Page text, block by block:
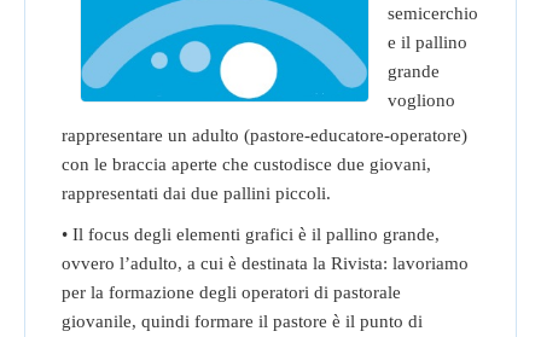
semicerchio
e il pallino
grande
vogliono
rappresentare un adulto (pastore-educatore-operatore)
con le braccia aperte che custodisce due giovani,
rappresentati dai due pallini piccoli.
• Il focus degli elementi grafici è il pallino grande,
ovvero l’adulto, a cui è destinata la Rivista: lavoriamo
per la formazione degli operatori di pastorale
giovanile, quindi formare il pastore è il punto di